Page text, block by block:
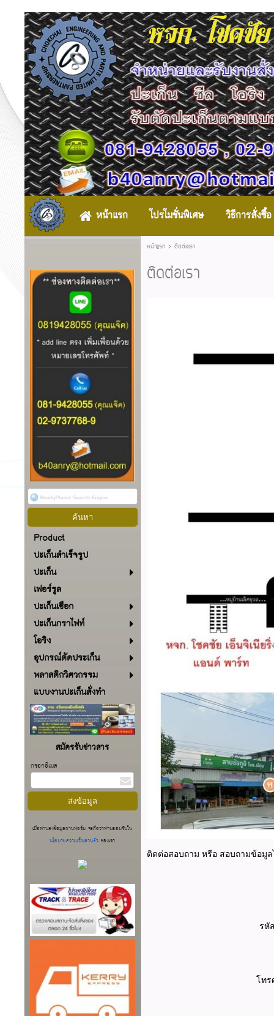
หจก. โชคชั
หน้าแรก โปรโมชั่นพิเศษ วิธีการสั่งซื้อ
Product
ปะเก็นสำเร็จรูป
ปะเก็น
เฟอร์รูล
ปะเก็นเชือก
ปะเก็นกราไฟท์
โอริง
อุปกรณ์ตัดประเก็น
พลาสติกวิศวกรรม
แบบงานปะเก็นสั่งทำ
สมัครรับข่าวสาร
กรอกอีเมล
เมื่อท่านส่งข้อมูลผ่านฟอร์ม จะถือว่าท่านยอมรับใน
นโยบายความเป็นส่วนตัวของเรา
หน้าแรก> ติดต่อเรา
ติดต่อเรา
ติดต่อสอบถาม หรือ สอบถามข้อมู
รหั
โทร